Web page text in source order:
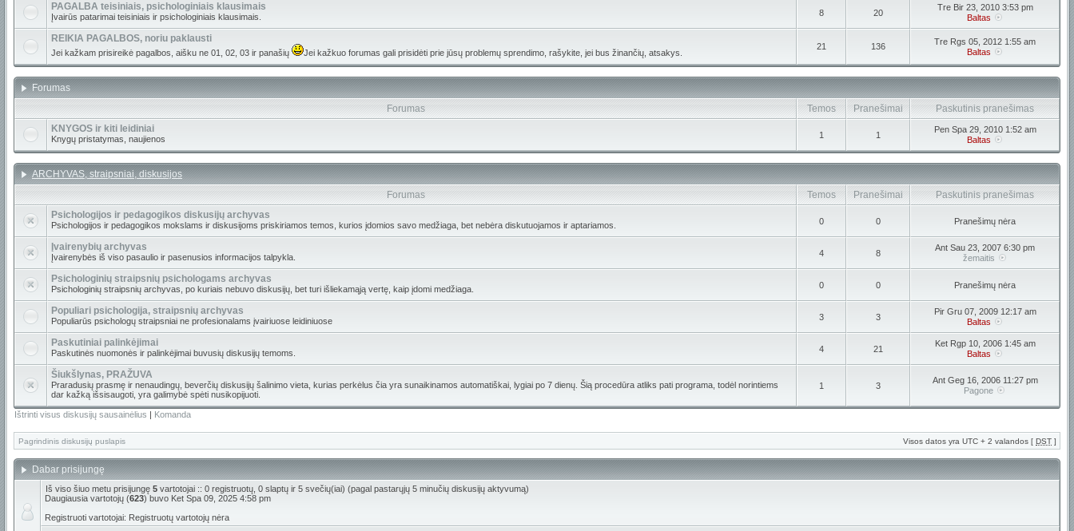
PAGALBA teisiniais, psichologiniais klausimais
Įvairūs patarimai teisiniais ir psichologiniais klausimais. 8 20
Tre Bir 23, 2010 3:53 pm
Baltas
REIKIA PAGALBOS, noriu paklausti
Jei kažkam prisireikė pagalbos, aišku ne 01, 02, 03 ir panašių Jei kažkuo forumas gali prisidėti prie jūsų problemų sprendimo, rašykite, jei bus žinančių, atsakys.
21 136
Tre Rgs 05, 2012 1:55 am
Baltas
Forumas
Forumas
Temos Pranešimai
Paskutinis pranešimas
KNYGOS ir kiti leidiniai
Knygų pristatymas, naujienos 1 1
Pen Spa 29, 2010 1:52 am
Baltas
ARCHYVAS, straipsniai, diskusijos
Forumas
Temos Pranešimai
Paskutinis pranešimas
Psichologijos ir pedagogikos diskusijų archyvas
Psichologijos ir pedagogikos mokslams ir diskusijoms priskiriamos temos, kurios įdomios savo medžiaga, bet nebėra diskutuojamos ir aptariamos. 0 0 Pranešimų nėra
Įvairenybių archyvas
Įvairenybės iš viso pasaulio ir pasenusios informacijos talpykla. 4 8
Ant Sau 23, 2007 6:30 pm
žemaitis
Psichologinių straipsnių psichologams archyvas
Psichologinių straipsnių archyvas, po kuriais nebuvo diskusijų, bet turi išliekamąją vertę, kaip įdomi medžiaga. 0 0 Pranešimų nėra
Populiari psichologija, straipsnių archyvas
Populiarūs psichologų straipsniai ne profesionalams įvairiuose leidiniuose 3 3
Pir Gru 07, 2009 12:17 am
Baltas
Paskutiniai palinkėjimai
Paskutinės nuomonės ir palinkėjimai buvusių diskusijų temoms. 4 21
Ket Rgp 10, 2006 1:45 am
Baltas
Šiukšlynas, PRAŽUVA
Praradusių prasmę ir nenaudingų, beverčių diskusijų šalinimo vieta, kurias perkėlus čia yra sunaikinamos automatiškai, lygiai po 7 dienų. Šią procedūra atliks pati programa, todėl norintiems
dar kažką išsisaugoti, yra galimybė spėti nusikopijuoti.
1 3
Ant Geg 16, 2006 11:27 pm
Pagone
Ištrinti visus diskusijų sausainėlius | Komanda
Pagrindinis diskusijų puslapis Visos datos yra UTC + 2 valandos [ DST ]
Dabar prisijungę
Iš viso šiuo metu prisijungę 5 vartotojai :: 0 registruotų, 0 slaptų ir 5 svečių(iai) (pagal pastarųjų 5 minučių diskusijų aktyvumą)
Daugiausia vartotojų (623) buvo Ket Spa 09, 2025 4:58 pm
Registruoti vartotojai: Registruotų vartotojų nėra